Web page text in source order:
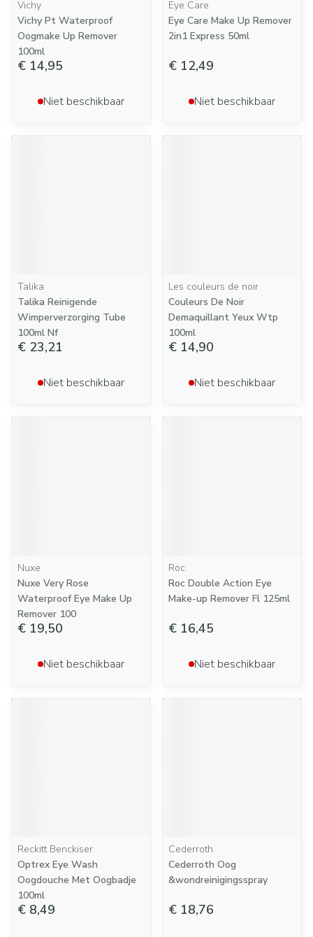
Vichy
Vichy Pt Waterproof
Oogmake Up Remover
100ml
€ 14,95
Niet beschikbaar
Eye Care
Eye Care Make Up Remover
2in1 Express 50ml
€ 12,49
Niet beschikbaar
Talika
Talika Reinigende
Wimperverzorging Tube
100ml Nf
€ 23,21
Niet beschikbaar
Les couleurs de noir
Couleurs De Noir
Demaquillant Yeux Wtp
100ml
€ 14,90
Niet beschikbaar
Nuxe
Nuxe Very Rose
Waterproof Eye Make Up
Remover 100
€ 19,50
Niet beschikbaar
Roc
Roc Double Action Eye
Make-up Remover Fl 125ml
€ 16,45
Niet beschikbaar
Reckitt Benckiser
Optrex Eye Wash
Oogdouche Met Oogbadje
100ml
€ 8,49
Cederroth
Cederroth Oog
&wondreinigingsspray
€ 18,76